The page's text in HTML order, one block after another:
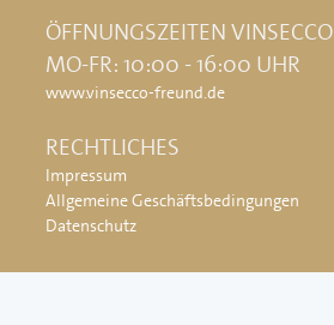
ÖFFNUNGSZEITEN VINSECCO
MO-FR: 10:00 - 16:00 UHR
www.vinsecco-freund.de
RECHTLICHES
Impressum
Allgemeine Geschäftsbedingungen
Datenschutz